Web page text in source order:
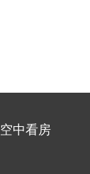
空中看房